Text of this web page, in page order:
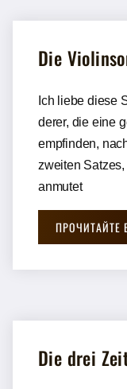
Die
Ich liebe diese
derer, die eine
empfinden,
zweiten
anmutet
ПРОЧИТАЙТЕ
Die drei